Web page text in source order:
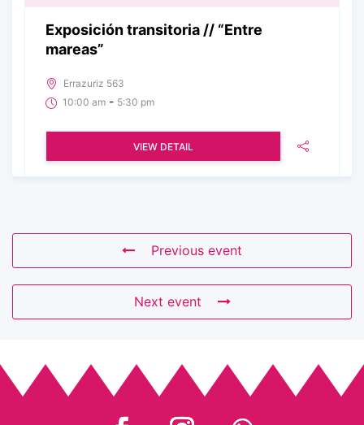
Exposición transitoria // “Entre
mareas”
Errazuriz 563
10:00 am - 5:30 pm
VIEW DETAIL
Previous event
Next event